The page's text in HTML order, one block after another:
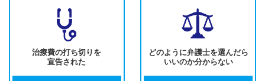
治療費の打ち切りを
宣告された
どのように弁護士を選んだら
いいのか分からない